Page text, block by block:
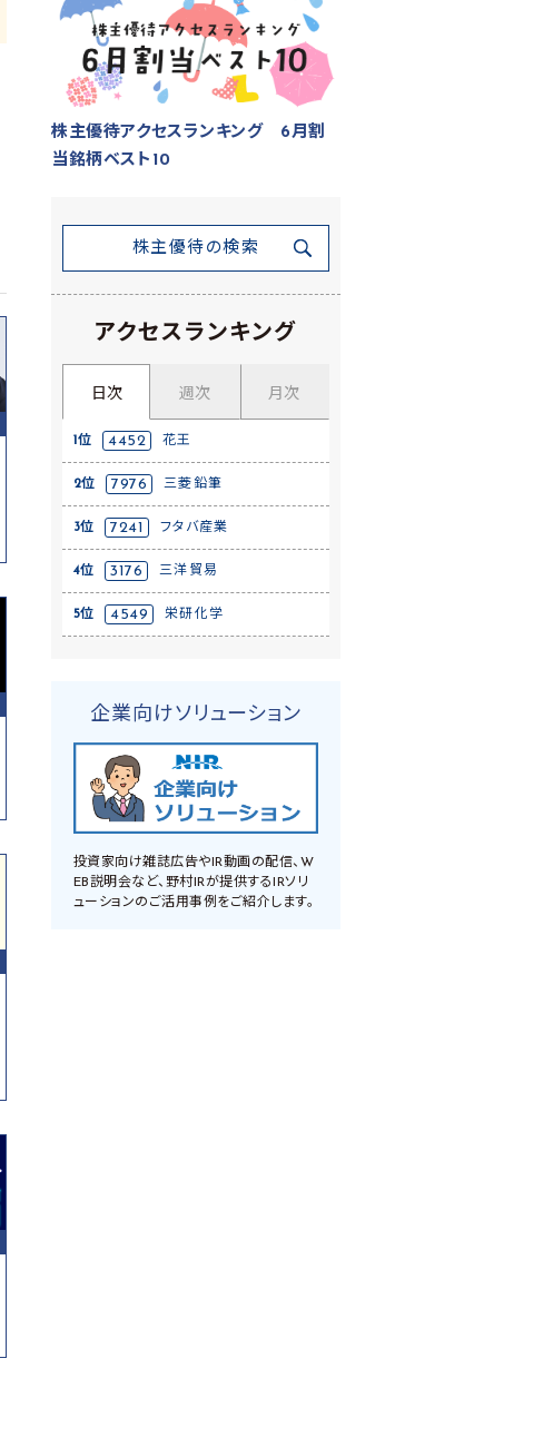
株主優待アクセスランキング 6月割
当銘柄ベスト10
株主優待の検索
アクセスランキング
日次 週次 月次
1位 4452 花王
2位 7976 三菱鉛筆
3位 7241 フタバ産業
4位 3176 三洋貿易
5位 4549 栄研化学
企業向けソリューション
投資家向け雑誌広告やIR動画の配信、W
EB説明会など、野村IRが提供するIRソリ
ューションのご活用事例をご紹介します。